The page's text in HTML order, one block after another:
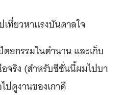
เที่ยวหาแรงบันดาลใจ
ยกรรมในตำนาน และเก็บ
จริง (สำหรับซีซั่นนี้ผมไปบา
ปดูงานของเกาดี